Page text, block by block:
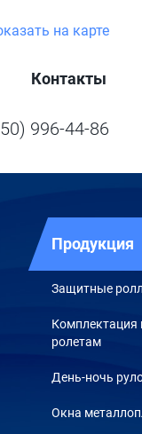
на карте
Контакты
996-44-86
Продукция
Защитные
ролетам
День-ночь
Окна